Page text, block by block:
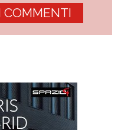
COMMENTI